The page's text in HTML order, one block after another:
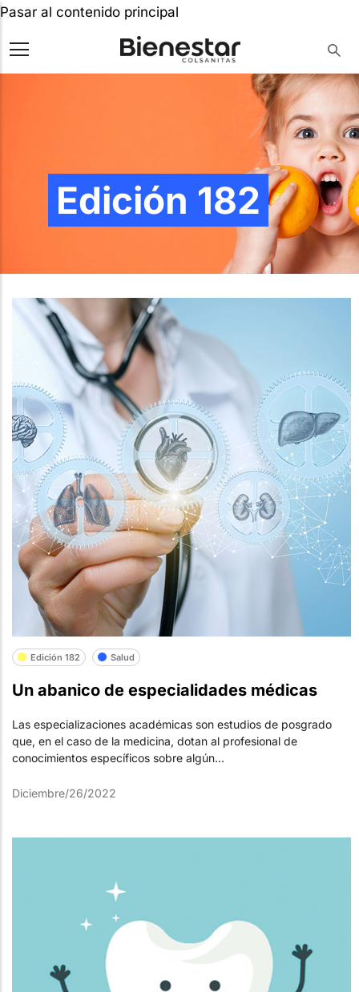
Pasar al contenido principal
Edición 182
Edición 182 Salud
Un abanico de especialidades médicas
Las especializaciones académicas son estudios de posgrado
que, en el caso de la medicina, dotan al profesional de
conocimientos específicos sobre algún...
Diciembre/26/2022